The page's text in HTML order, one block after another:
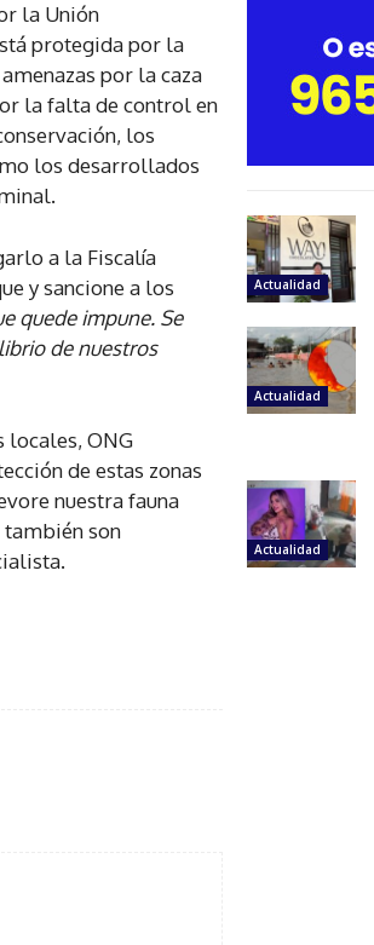
la Unión
protegida por la
por la caza
la falta de control en
los
los desarrollados
a la Fiscalía
y sancione a los
quede impune. Se
de nuestros
locales, ONG
de estas zonas
nuestra fauna
son
Actualidad
Actualidad
Actualidad